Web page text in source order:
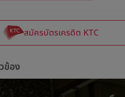
สมัครบัตรเครดิต KTC
ข้อง